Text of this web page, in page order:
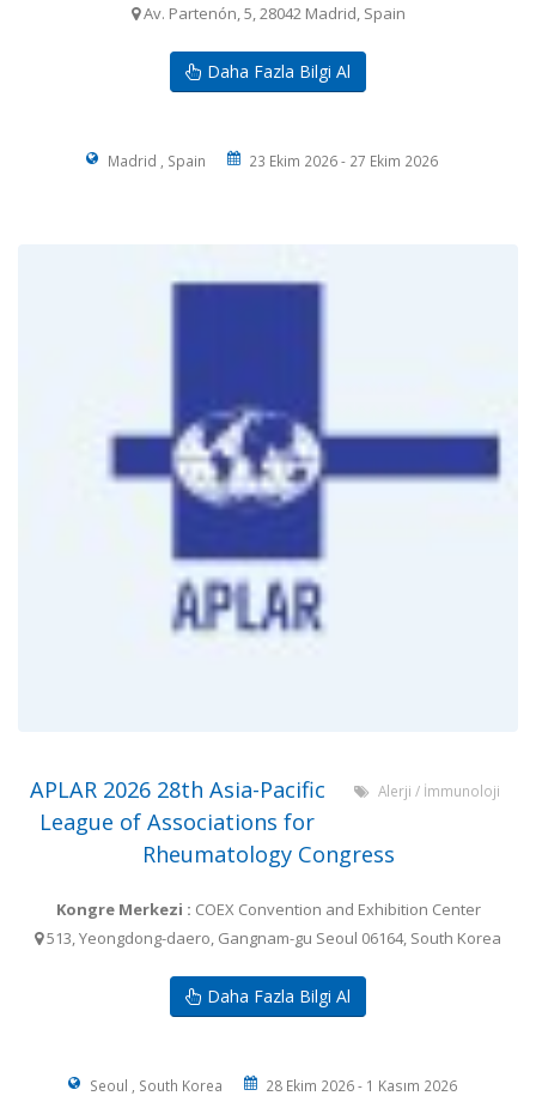
Av. Partenón, 5, 28042 Madrid, Spain
Daha Fazla Bilgi Al
Madrid , Spain 23 Ekim 2026 - 27 Ekim 2026
Alerji / İmmunoloji
APLAR 2026 28th Asia-Pacific
League of Associations for
Rheumatology Congress
Kongre Merkezi : COEX Convention and Exhibition Center
513, Yeongdong-daero, Gangnam-gu Seoul 06164, South Korea
Daha Fazla Bilgi Al
Seoul , South Korea 28 Ekim 2026 - 1 Kasım 2026